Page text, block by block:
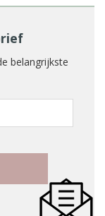
belangrijkste